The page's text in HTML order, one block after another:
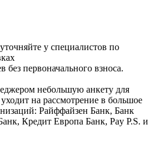
у специалистов по
без первоначального взноса.
небольшую анкету для
на рассмотрение в большое
Райффайзен Банк, Банк
Кредит Европа Банк, Pay P.S. и